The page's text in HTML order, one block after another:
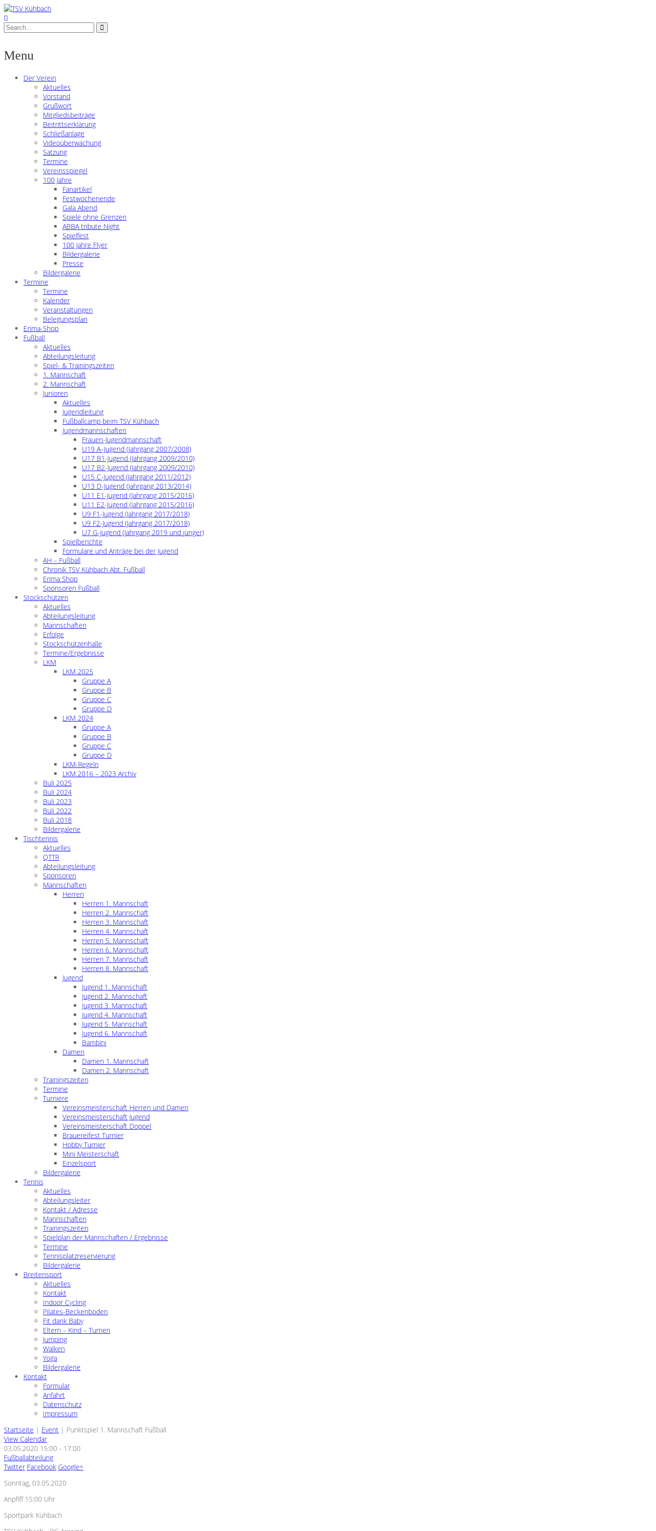
Menu
Der Verein
Aktuelles
Vorstand
Grußwort
Mitgliedsbeiträge
Beitrittserklärung
Schließanlage
Videoüberwachung
Satzung
Termine
Vereinsspiegel
100 Jahre
Fanartikel
Festwochenende
Gala Abend
Spiele ohne Grenzen
ABBA tribute Night
Spielfest
100 Jahre Flyer
Bildergalerie
Presse
Bildergalerie
Termine
Termine
Kalender
Veranstaltungen
Belegungsplan
Erima-Shop
Fußball
Aktuelles
Abteilungsleitung
Spiel- & Trainingszeiten
1. Mannschaft
2. Mannschaft
Junioren
Aktuelles
Jugendleitung
Fußballcamp beim TSV Kühbach
Jugendmannschaften
Frauen-Jugendmannschaft
U19 A–Jugend (Jahrgang 2007/2008)
U17 B1-Jugend (Jahrgang 2009/2010)
U17 B2-Jugend (Jahrgang 2009/2010)
U15 C-Jugend (Jahrgang 2011/2012)
U13 D-Jugend (Jahrgang 2013/2014)
U11 E1-Jugend (Jahrgang 2015/2016)
U11 E2-Jugend (Jahrgang 2015/2016)
U9 F1-Jugend (Jahrgang 2017/2018)
U9 F2-Jugend (Jahrgang 2017/2018)
U7 G-Jugend (Jahrgang 2019 und jünger)
Spielberichte
Formulare und Anträge bei der Jugend
AH – Fußball
Chronik TSV Kühbach Abt. Fußball
Erima Shop
Sponsoren Fußball
Stockschützen
Aktuelles
Abteilungsleitung
Mannschaften
Erfolge
Stockschützenhalle
Termine/Ergebnisse
LKM
LKM 2025
Gruppe A
Gruppe B
Gruppe C
Gruppe D
LKM 2024
Gruppe A
Gruppe B
Gruppe C
Gruppe D
LKM-Regeln
LKM 2016 – 2023 Archiv
Buli 2025
Buli 2024
Buli 2023
Buli 2022
Buli 2018
Bildergalerie
Tischtennis
Aktuelles
QTTR
Abteilungsleitung
Sponsoren
Mannschaften
Herren
Herren 1. Mannschaft
Herren 2. Mannschaft
Herren 3. Mannschaft
Herren 4. Mannschaft
Herren 5. Mannschaft
Herren 6. Mannschaft
Herren 7. Mannschaft
Herren 8. Mannschaft
Jugend
Jugend 1. Mannschaft
Jugend 2. Mannschaft
Jugend 3. Mannschaft
Jugend 4. Mannschaft
Jugend 5. Mannschaft
Jugend 6. Mannschaft
Bambini
Damen
Damen 1. Mannschaft
Damen 2. Mannschaft
Trainingszeiten
Termine
Turniere
Vereinsmeisterschaft Herren und Damen
Vereinsmeisterschaft Jugend
Vereinsmeisterschaft Doppel
Brauereifest Turnier
Hobby Turnier
Mini Meisterschaft
Einzelsport
Bildergalerie
Tennis
Aktuelles
Abteilungsleiter
Kontakt / Adresse
Mannschaften
Trainingszeiten
Spielplan der Mannschaften / Ergebnisse
Termine
Tennisplatzreservierung
Bildergalerie
Breitensport
Aktuelles
Kontakt
Indoor Cycling
Pilates-Beckenboden
Fit dank Baby
Eltern – Kind – Turnen
Jumping
Walken
Yoga
Bildergalerie
Kontakt
Formular
Anfahrt
Datenschutz
Impressum
Startseite | Event | Punktspiel 1. Mannschaft Fußball
View Calendar
03.05.2020 15:00 - 17:00
Fußballabteilung
Twitter Facebook Google+
Sonntag, 03.05.2020
Anpfiff 15:00 Uhr
Sportpark Kühbach